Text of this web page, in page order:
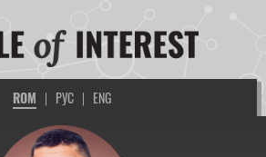
ROM | РУС | ENG